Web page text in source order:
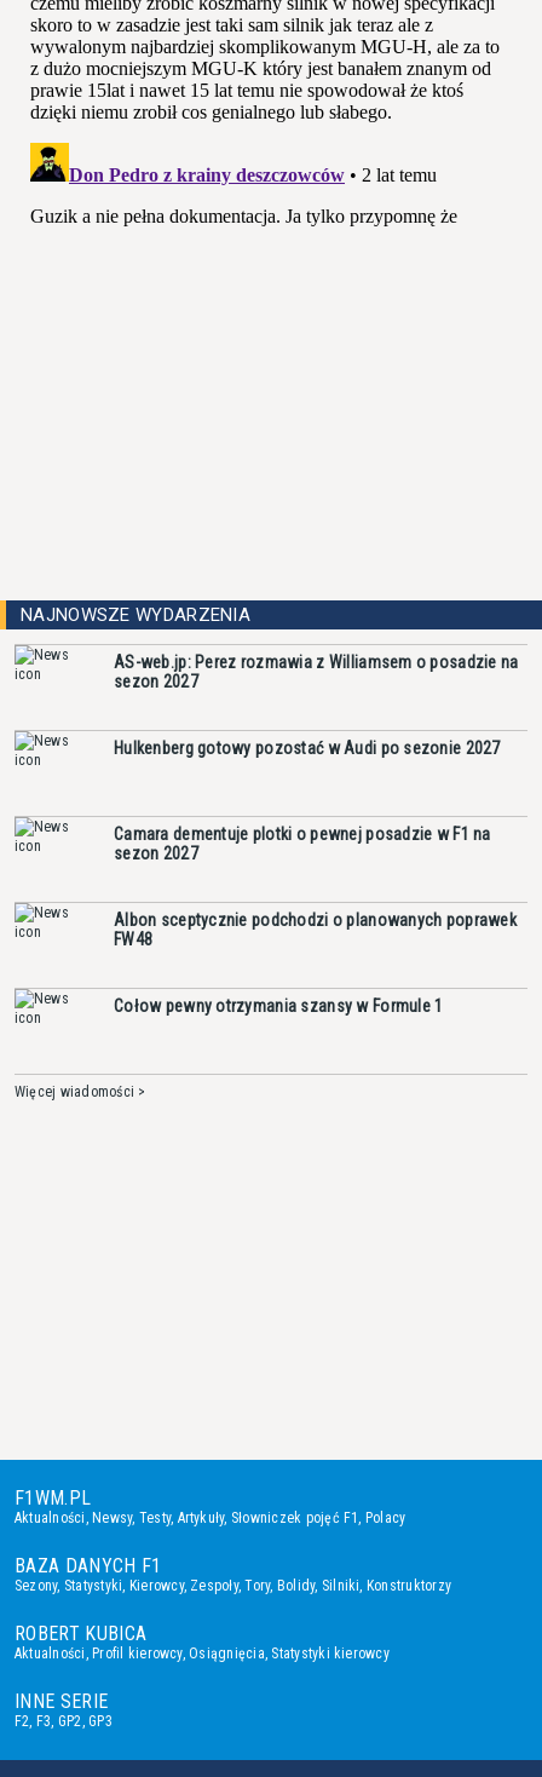
NAJNOWSZE WYDARZENIA
AS-web.jp: Perez rozmawia z Williamsem o posadzie na
sezon 2027
Hulkenberg gotowy pozostać w Audi po sezonie 2027
Camara dementuje plotki o pewnej posadzie w F1 na
sezon 2027
Albon sceptycznie podchodzi o planowanych poprawek
FW48
Cołow pewny otrzymania szansy w Formule 1
Więcej wiadomości >
F1WM.PL
Aktualności, Newsy, Testy, Artykuły, Słowniczek pojęć F1, Polacy
BAZA DANYCH F1
Sezony, Statystyki, Kierowcy, Zespoły,Tory, Bolidy, Silniki, Konstruktorzy
ROBERT KUBICA
Aktualności, Profil kierowcy,Osiągnięcia, Statystyki kierowcy
INNE SERIE
F2, F3, GP2,GP3